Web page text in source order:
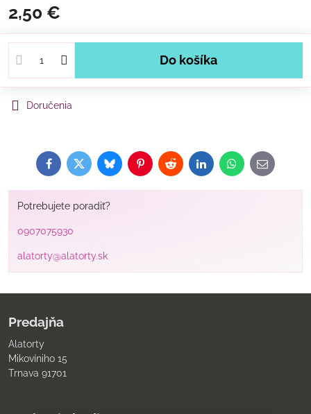
2,50 €
Do košíka
Doručenia
FacebookTwitterBlueskyPinterestRedditLinkedInWhatsApp
E-
mail
Potrebujete poradiť?
0907075930
alatorty@alatorty.sk
Predajňa
Alatorty
Mikovíniho 15
Trnava 91701